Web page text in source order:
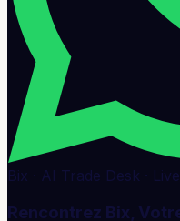
Bix · AI Trade Desk · Live
Rencontrez Bix,